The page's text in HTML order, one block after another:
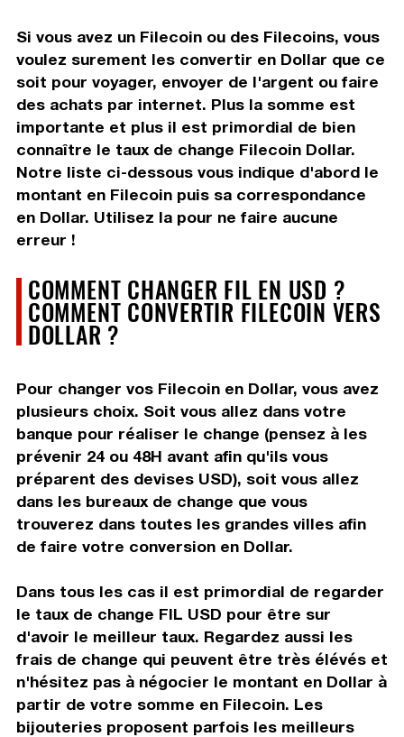
Si vous avez un Filecoin ou des Filecoins, vous
voulez surement les convertir en Dollar que ce
soit pour voyager, envoyer de l'argent ou faire
des achats par internet. Plus la somme est
importante et plus il est primordial de bien
connaître le taux de change Filecoin Dollar.
Notre liste ci-dessous vous indique d'abord le
montant en Filecoin puis sa correspondance
en Dollar. Utilisez la pour ne faire aucune
erreur !
COMMENT CHANGER FIL EN USD ?
COMMENT CONVERTIR FILECOIN VERS
DOLLAR ?
Pour changer vos Filecoin en Dollar, vous avez
plusieurs choix. Soit vous allez dans votre
banque pour réaliser le change (pensez à les
prévenir 24 ou 48H avant afin qu'ils vous
préparent des devises USD), soit vous allez
dans les bureaux de change que vous
trouverez dans toutes les grandes villes afin
de faire votre conversion en Dollar.
Dans tous les cas il est primordial de regarder
le taux de change FIL USD pour être sur
d'avoir le meilleur taux. Regardez aussi les
frais de change qui peuvent être très élévés et
n'hésitez pas à négocier le montant en Dollar à
partir de votre somme en Filecoin. Les
bijouteries proposent parfois les meilleurs